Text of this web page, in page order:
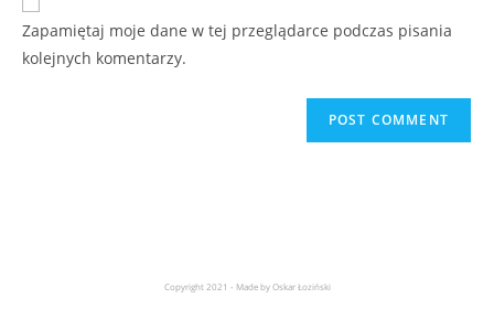
Zapamiętaj moje dane w tej przeglądarce podczas pisania
kolejnych komentarzy.
Copyright 2021 - Made by Oskar Łoziński